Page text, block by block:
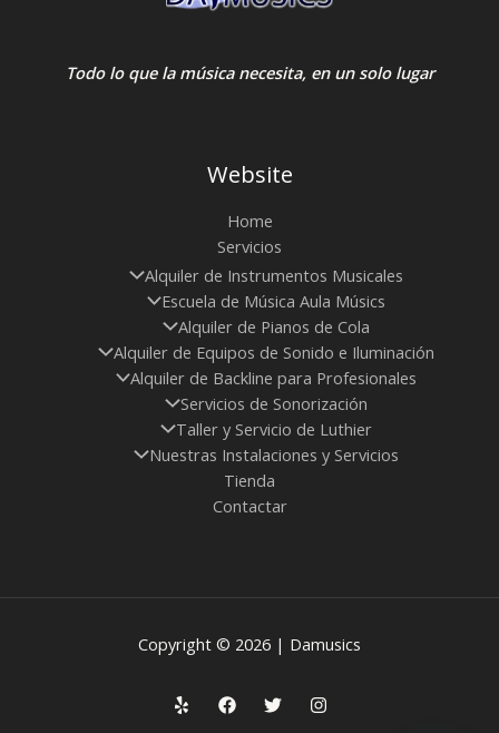
Todo lo que la música necesita, en un solo lugar
Website
Home
Servicios
Alquiler de Instrumentos Musicales
Escuela de Música Aula Músics
Alquiler de Pianos de Cola
Alquiler de Equipos de Sonido e Iluminación
Alquiler de Backline para Profesionales
Servicios de Sonorización
Taller y Servicio de Luthier
Nuestras Instalaciones y Servicios
Tienda
Contactar
Copyright © 2026 | Damusics